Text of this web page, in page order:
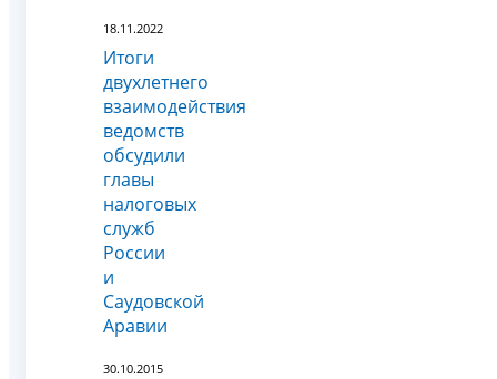
18.11.2022
Итоги
двухлетнего
взаимодействия
ведомств
обсудили
главы
налоговых
служб
России
и
Саудовской
Аравии
30.10.2015